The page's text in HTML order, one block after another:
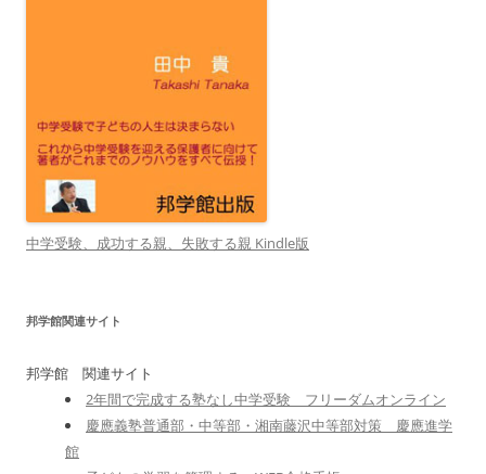
中学受験、成功する親、失敗する親 Kindle版
邦学館関連サイト
邦学館 関連サイト
2年間で完成する塾なし中学受験 フリーダムオンライン
慶應義塾普通部・中等部・湘南藤沢中等部対策 慶應進学
館